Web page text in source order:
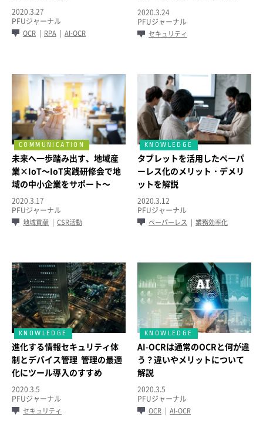
2020.3.27
PFUジャーナル
OCR RPA AI-OCR
援」サービス～
2020.3.24
PFUジャーナル
セキュリティ
未来へ一歩踏み出す、地域産
業×IoT～IoT実践研修会で地
域の中小企業をサポート～
2020.3.17
PFUジャーナル
地域貢献 CSR活動
タブレットを活用したペーパ
ーレス化のメリット・デメリ
ットを解説
2020.3.12
PFUジャーナル
ペーパーレス 業務効率化
進化する情報セキュリティ体
制とデバイス管理 管理の最適
化にツール導入のすすめ
2020.3.5
PFUジャーナル
セキュリティ
AI-OCRは通常のOCRと何が違
う？違いやメリットについて
解説
2020.3.5
PFUジャーナル
OCR AI-OCR